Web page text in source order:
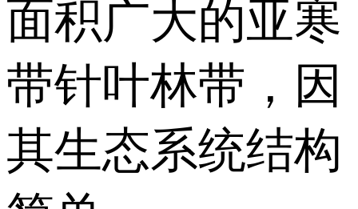
面积广大的亚寒
带针叶林带，因
其生态系统结构